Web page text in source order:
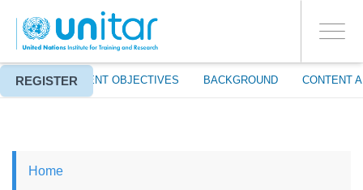
main
content
Toggle
ABOUT EVENT OBJECTIVES BACKGROUND CONTENT
REGISTER
PROCEED WITH CHECKOUT
YES
LOG IN TO YOUR ACCOUNT
Home